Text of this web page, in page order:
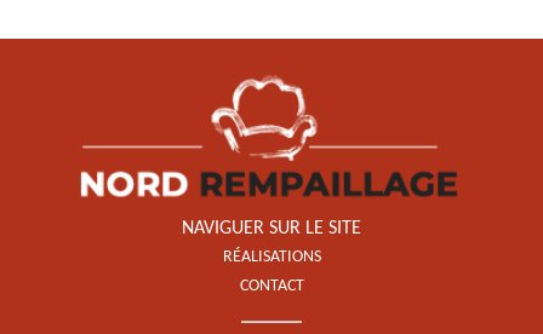
NAVIGUER SUR LE SITE
RÉALISATIONS
CONTACT